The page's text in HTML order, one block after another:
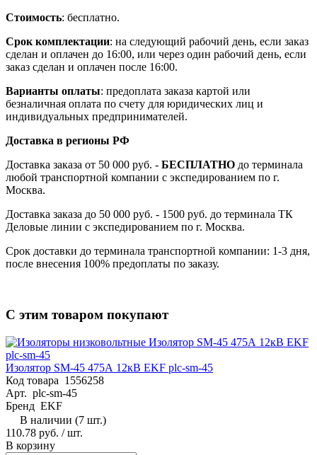
Стоимость: бесплатно.
Срок комплектации: на следующий рабочий день, если заказ
сделан и оплачен до 16:00, или через один рабочий день, если
заказ сделан и оплачен после 16:00.
Варианты оплаты: предоплата заказа картой или
безналичная оплата по счету для юридических лиц и
индивидуальных предпринимателей.
Доставка в регионы РФ
Доставка заказа от 50 000 руб. - БЕСПЛАТНО до терминала
любой транспортной компании с экспедированием по г.
Москва.
Доставка заказа до 50 000 руб. - 1500 руб. до терминала ТК
Деловые линии с экспедированием по г. Москва.
Срок доставки до терминала транспортной компании: 1-3 дня,
после внесения 100% предоплаты по заказу.
С этим товаром покупают
Изолятор SM-45 475А 12кВ EKF plc-sm-45
Код товара 1556258
Арт. plc-sm-45
Бренд EKF
В наличии (7 шт.)
110.78 руб. / шт.
В корзину